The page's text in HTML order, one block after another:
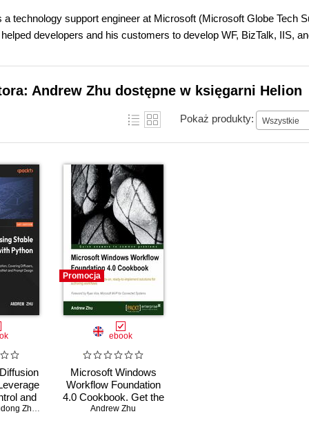
a technology support engineer at Microsoft (Microsoft Globe Tech
developers and his customers to develop WF, BizTalk, IIS,
Andrew Zhu dostępne w księgarni Helion
Pokaż produkty: Wszystkie
and
AI
Andrew Zhu (Shudong Zhu) Matthew Fisher
Promocja
ebook
Microsoft Windows
Workflow Foundation
4.0 Cookbook. Get the
flexibility of Windows
Andrew Zhu